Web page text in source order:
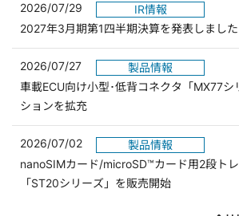
2026/07/29
IR情報
2027年3月期第1四半期決算を発表しました
2026/07/27
製品情報
車載ECU向け小型･低背コネクタ「MX77シ
ションを拡充
2026/07/02
製品情報
nanoSIMカード/microSD™カード用2段ト
「ST20シリーズ」を販売開始